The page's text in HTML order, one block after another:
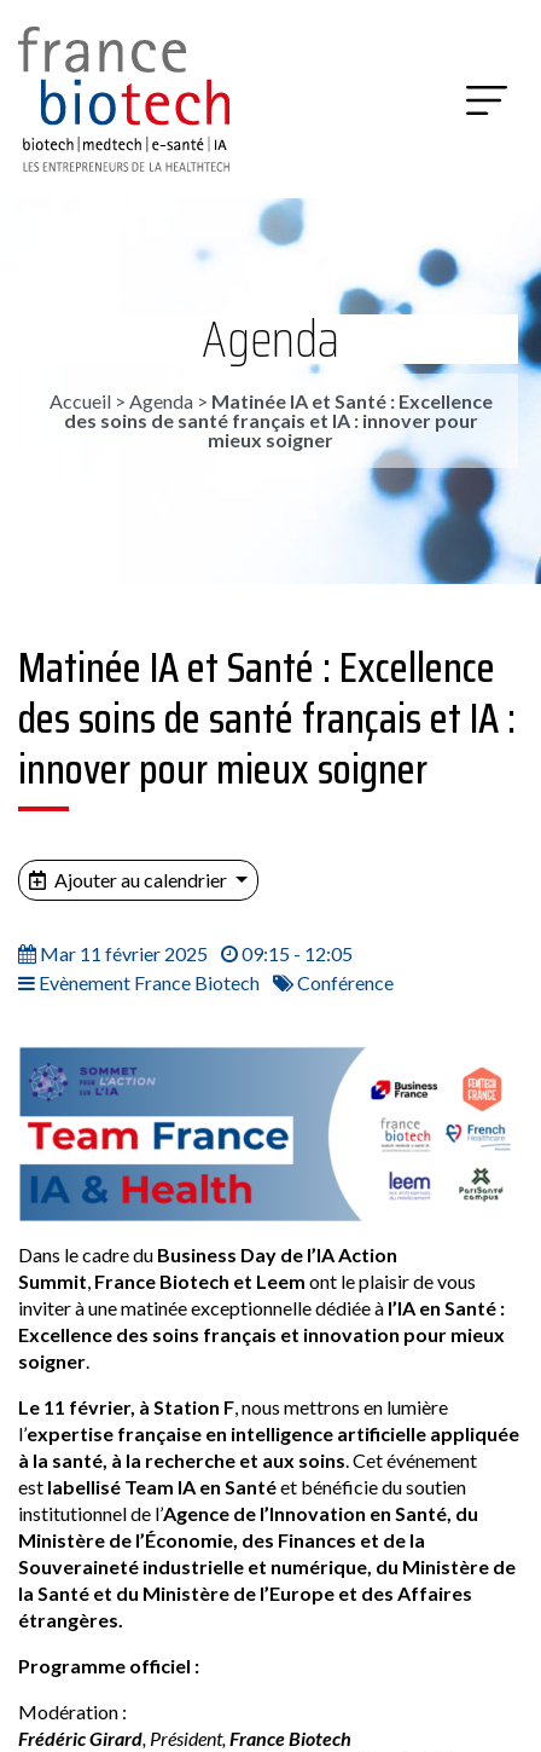
Agenda
Accueil> Agenda> Matinée IA et Santé : Excellence
des soins de santé français et IA : innover pour
mieux soigner
Matinée IA et Santé : Excellence
des soins de santé français et IA :
innover pour mieux soigner
Ajouter au calendrier
Mar 11 février 2025
09:15 - 12:05
Evènement France Biotech
Conférence
Dans le cadre du Business Day de l’IA Action
Summit, France Biotech et Leem ont le plaisir de vous
inviter à une matinée exceptionnelle dédiée à l’IA en Santé :
Excellence des soins français et innovation pour mieux
soigner.
Le 11 février, à Station F, nous mettrons en lumière
l’expertise française en intelligence artificielle appliquée
à la santé, à la recherche et aux soins. Cet événement
est labellisé Team IA en Santéet bénéficie du soutien
institutionnel de l’Agence de l’Innovation en Santé, du
Ministère de l’Économie, des Finances et de la
Souveraineté industrielle et numérique, du Ministère de
la Santé et du Ministère de l’Europe et des Affaires
étrangères.
Programme officiel :
Modération :
Frédéric Girard, Président,France Biotech